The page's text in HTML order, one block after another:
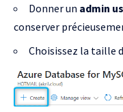
Donner un admin
conserver
Choisissez la taille